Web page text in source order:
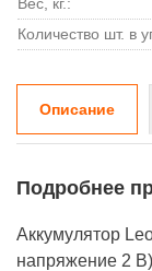
Количество шт. в
Описание
Подробнее
Аккумулятор
напряжение 2